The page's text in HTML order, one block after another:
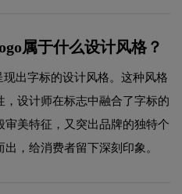
属于什么设计风格？
出字标的设计风格。这种风格
设计师在标志中融合了字标的
美特征，又突出品牌的独特个
，给消费者留下深刻印象。